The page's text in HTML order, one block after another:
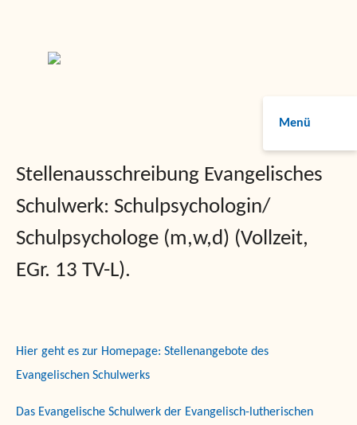
Menü
Stellenausschreibung Evangelisches
Schulwerk: Schulpsychologin/
Schulpsychologe (m,w,d) (Vollzeit,
EGr. 13 TV-L).
Hier geht es zur Homepage: Stellenangebote des
Evangelischen Schulwerks
Das Evangelische Schulwerk der Evangelisch-lutherischen